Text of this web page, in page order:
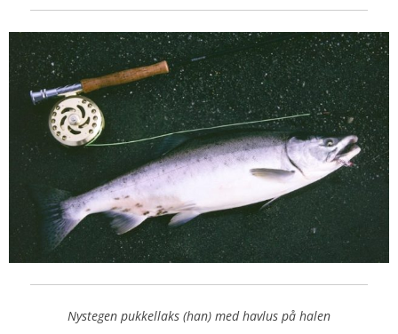
Nystegen pukkellaks (han) med havlus på halen